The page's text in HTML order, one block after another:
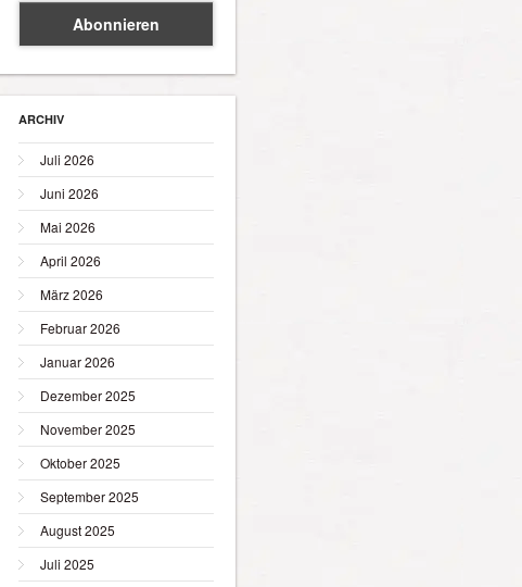
ARCHIV
Juli 2026
Juni 2026
Mai 2026
April 2026
März 2026
Februar 2026
Januar 2026
Dezember 2025
November 2025
Oktober 2025
September 2025
August 2025
Juli 2025